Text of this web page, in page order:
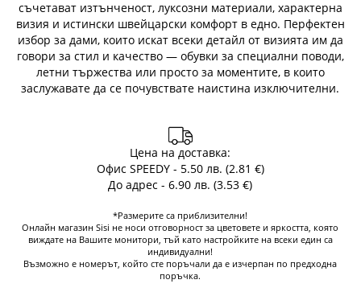
съчетават изтънченост, луксозни материали, характерна
визия и истински швейцарски комфорт в едно. Перфектен
избор за дами, които искат всеки детайл от визията им да
говори за стил и качество — обувки за специални поводи,
летни тържества или просто за моментите, в които
заслужавате да се почувствате наистина изключителни.
Цена на доставка:
Офис SPEEDY - 5.50 лв. (2.81 €)
До адрес - 6.90 лв. (3.53 €)
*Размерите са приблизителни!
Онлайн магазин Sisi не носи отговорност за цветовете и яркостта, която
виждате на Вашите монитори, тъй като настройките на всеки един са
индивидуални!
Възможно е номерът, който сте поръчали да е изчерпан по предходна
поръчка.